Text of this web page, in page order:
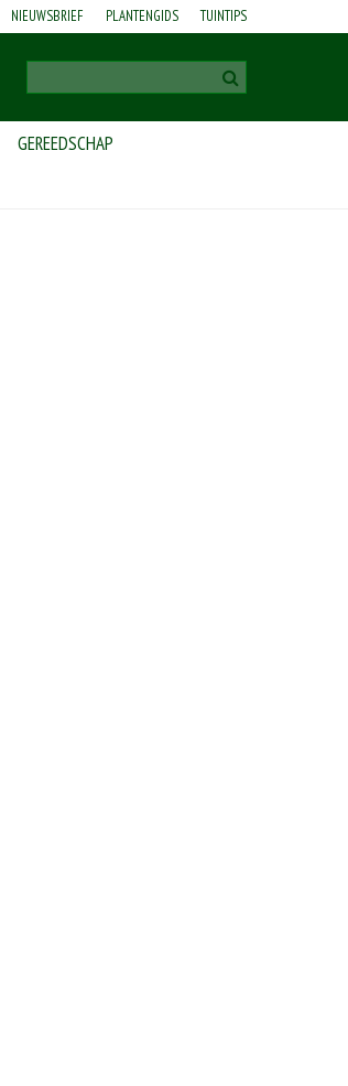
NIEUWSBRIEF PLANTENGIDS TUINTIPS
GEREEDSCHAP